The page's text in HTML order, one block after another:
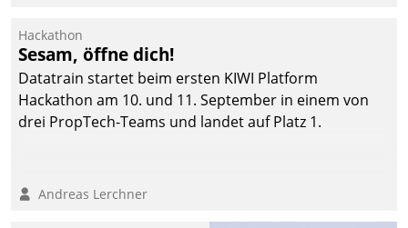
Hackathon
Sesam, öffne dich!
Datatrain startet beim ersten KIWI Platform
Hackathon am 10. und 11. September in einem von
drei PropTech-Teams und landet auf Platz 1.
Andreas Lerchner